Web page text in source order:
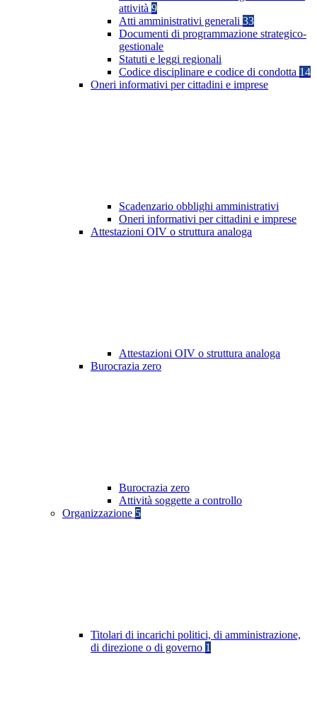
attività 9
Atti amministrativi generali 33
Documenti di programmazione strategico-
gestionale
Statuti e leggi regionali
Codice disciplinare e codice di condotta 14
Oneri informativi per cittadini e imprese
Scadenzario obblighi amministrativi
Oneri informativi per cittadini e imprese
Attestazioni OIV o struttura analoga
Attestazioni OIV o struttura analoga
Burocrazia zero
Burocrazia zero
Attività soggette a controllo
Organizzazione 5
Titolari di incarichi politici, di amministrazione,
di direzione o di governo 1